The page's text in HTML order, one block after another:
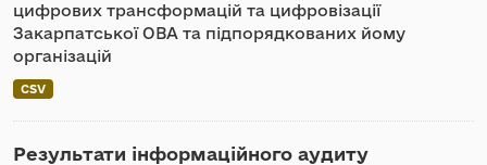
цифрових трансформацій та цифровізації
Закарпатської ОВА та підпорядкованих йому
організацій
CSV
Результати інформаційного аудиту